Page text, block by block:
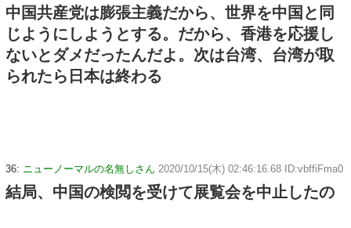
中国共産党は膨張主義だから、世界を中国と同
じようにしようとする。だから、香港を応援し
ないとダメだったんだよ。次は台湾、台湾が取
られたら日本は終わる
36: ニューノーマルの名無しさん 2020/10/15(木) 02:46:16.68 ID:vbffiFma0
結局、中国の検閲を受けて展覧会を中止したの